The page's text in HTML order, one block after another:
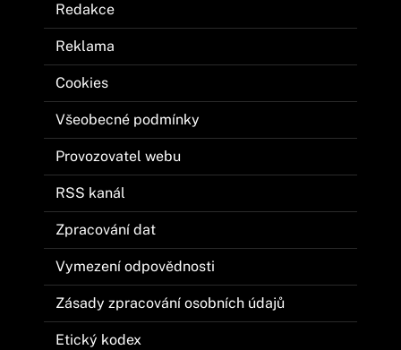
Redakce
Reklama
Cookies
Všeobecné podmínky
Provozovatel webu
RSS kanál
Zpracování dat
Vymezení odpovědnosti
Zásady zpracování osobních údajů
Etický kodex